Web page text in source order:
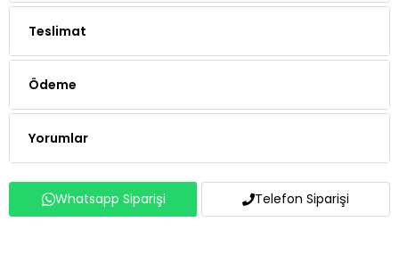
Teslimat
Ödeme
Yorumlar
Whatsapp Siparişi Telefon Siparişi